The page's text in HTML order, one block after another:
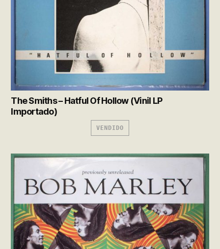
The Smiths – Hatful Of Hollow (Vinil LP
Importado)
VENDIDO